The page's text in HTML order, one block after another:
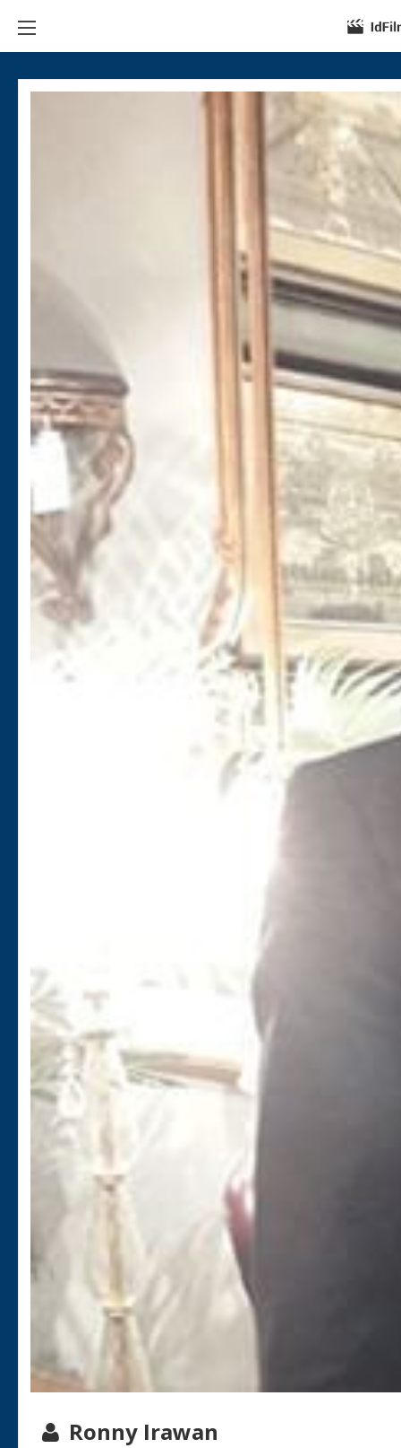
Ronny Irawan